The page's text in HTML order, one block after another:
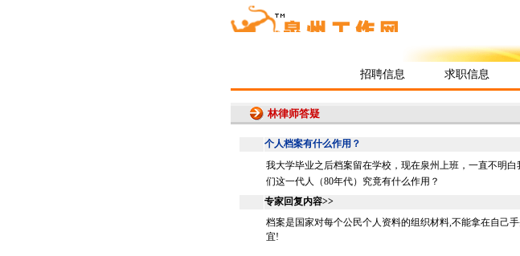
招聘信息 求职信息
林律师答疑
个人档案有什么作用？
我大学毕业之后档案留在学校，现在泉州上班，一直不明
们这一代人（80年代）究竟有什么作用？
专家回复内容>>
档案是国家对每个公民个人资料的组织材料,不能拿在自己
宜!